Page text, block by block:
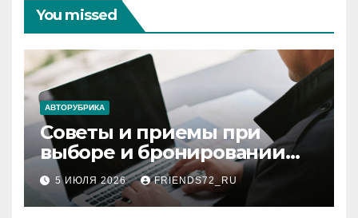
You missed
АВТОРУБРИКА
Советы и приемы при
выборе и бронировании
авиабилетов
5 ИЮЛЯ 2026 FRIENDS72_RU